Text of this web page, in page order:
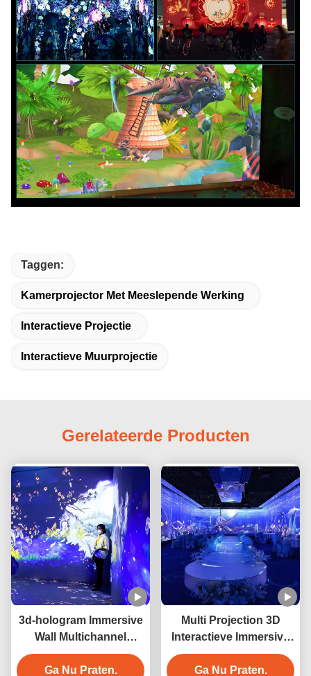
Taggen:
Kamerprojector Met Meeslepende Werking
Interactieve Projectie
Interactieve Muurprojectie
Gerelateerde Producten
3d-hologram Immersive
Wall Multichannel
vloerprojectie voor
hotel
Ga Nu Praten.
Multi Projection 3D
Interactieve Immersive
Projector Holografische
projectie
Ga Nu Praten.